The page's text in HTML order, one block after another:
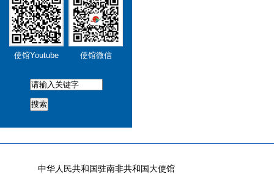
使馆Youtube 使馆微信
搜索
中华人民共和国驻南非共和国大使馆